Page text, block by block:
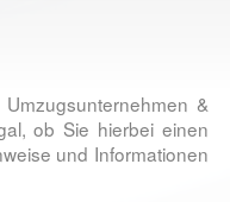
&
ob Sie hierbei einen
und Informationen